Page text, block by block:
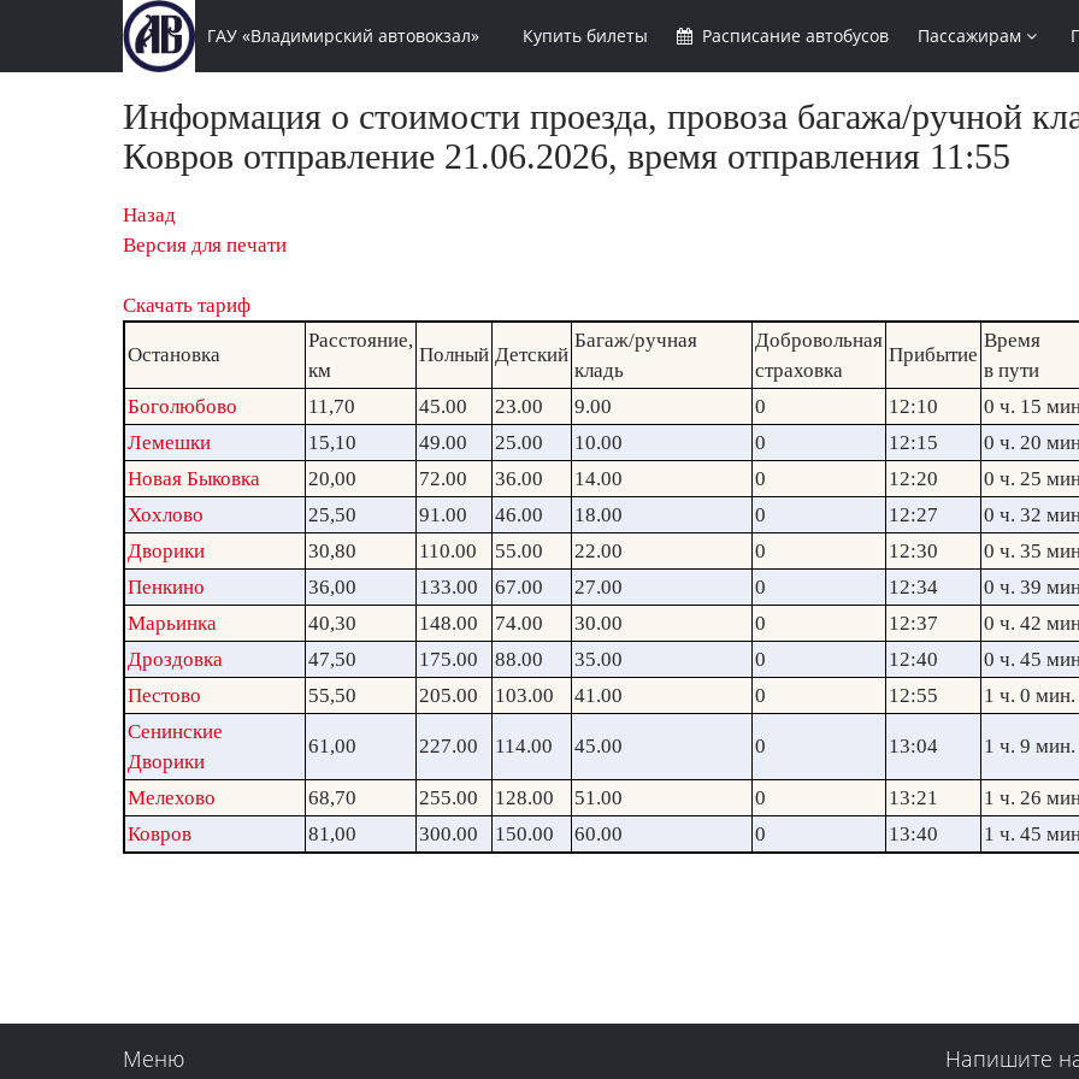
ГАУ «Владимирский автовокзал» Купить билеты Расписание автобусов Пассажирам
Информация о стоимости проезда, провоза багажа/ручной
Ковров отправление 21.06.2026, время отправления 11:55
Назад
Версия для печати
Скачать тариф
Остановка
Расстояние,
км
Полный Детский
Багаж/ручная
кладь
Добровольная
страховка
Прибытие
Время
в пути
Боголюбово
11,70 45.00 23.00 9.00 0 12:10
0 ч. 15
Лемешки
15,10 49.00 25.00 10.00 0 12:15
0 ч. 20
Новая Быковка
20,00 72.00 36.00 14.00 0 12:20
0 ч. 25
Хохлово
25,50 91.00 46.00 18.00 0 12:27
0 ч. 32
Дворики
30,80 110.00 55.00 22.00 0 12:30
0 ч. 35
Пенкино
36,00 133.00 67.00 27.00 0 12:34
0 ч. 39
Марьинка
40,30 148.00 74.00 30.00 0 12:37
0 ч. 42
Дроздовка
47,50 175.00 88.00 35.00 0 12:40
0 ч. 45
Пестово
55,50 205.00 103.00 41.00 0 12:55
1 ч. 0 мин.
Сенинские
Дворики
61,00 227.00 114.00 45.00 0 13:04 1 ч. 9 мин.
Мелехово 68,70 255.00 128.00 51.00 0 13:21
1 ч. 26
Ковров
81,00 300.00 150.00 60.00 0 13:40 1 ч. 45
Меню Напишите